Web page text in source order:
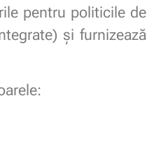
pentru politicile de
și furnizează